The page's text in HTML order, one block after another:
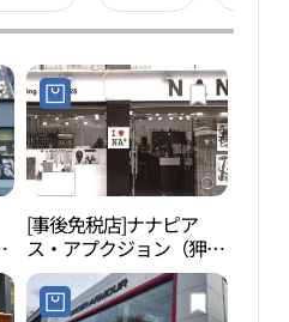
[事後免税店]ナナピア
ス・アプクジョン（狎鴎
亭）店(나나피어싱 압구
정점)